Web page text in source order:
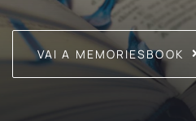
VAI A MEMORIESBOOK